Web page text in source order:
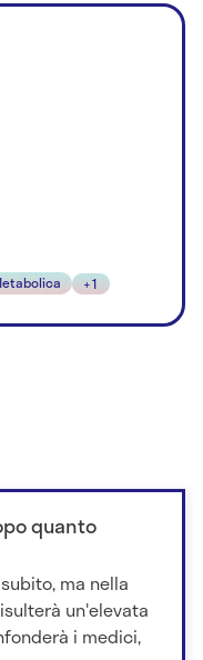
+1
quanto
ma nella
un'elevata
i medici,